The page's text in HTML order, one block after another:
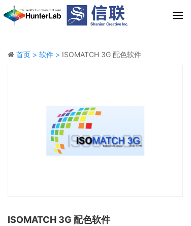
首页 > 软件 > ISOMATCH 3G 配色软件
ISOMATCH 3G 配色软件